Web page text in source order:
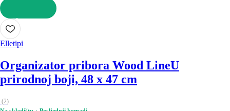
U KOŠARICU
Elletipi
Organizator pribora Wood LineU
prirodnoj boji, 48 x 47 cm
(2)